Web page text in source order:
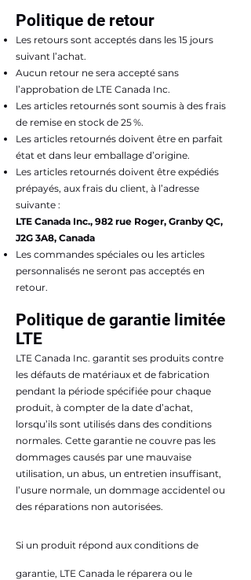
Politique de retour
Les retours sont acceptés dans les 15 jours
suivant l’achat.
Aucun retour ne sera accepté sans
l’approbation de LTE Canada Inc.
Les articles retournés sont soumis à des frais
de remise en stock de 25 %.
Les articles retournés doivent être en parfait
état et dans leur emballage d’origine.
Les articles retournés doivent être expédiés
prépayés, aux frais du client, à l’adresse
suivante :
LTE Canada Inc., 982 rue Roger, Granby QC,
J2G 3A8, Canada
Les commandes spéciales ou les articles
personnalisés ne seront pas acceptés en
retour.
Politique de garantie limitée
LTE
LTE Canada Inc. garantit ses produits contre
les défauts de matériaux et de fabrication
pendant la période spécifiée pour chaque
produit, à compter de la date d’achat,
lorsqu’ils sont utilisés dans des conditions
normales. Cette garantie ne couvre pas les
dommages causés par une mauvaise
utilisation, un abus, un entretien insuffisant,
l’usure normale, un dommage accidentel ou
des réparations non autorisées.
Si un produit répond aux conditions de
garantie, LTE Canada le réparera ou le